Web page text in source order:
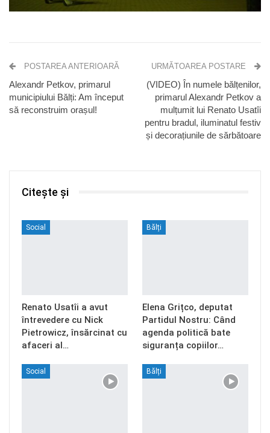
POSTAREA ANTERIOARĂ
Alexandr Petkov, primarul
municipiului Bălți: Am început
să reconstruim orașul!
URMĂTOAREA POSTARE
(VIDEO) În numele bălțenilor,
primarul Alexandr Petkov a
mulțumit lui Renato Usatîi
pentru bradul, iluminatul festiv
și decorațiunile de sărbătoare
Citește și
Social
Renato Usatîi a avut
întrevedere cu Nick
Pietrowicz, însărcinat cu
afaceri al…
Bălți
Elena Grițco, deputat
Partidul Nostru: Când
agenda politică bate
siguranța copiilor…
Social Bălți